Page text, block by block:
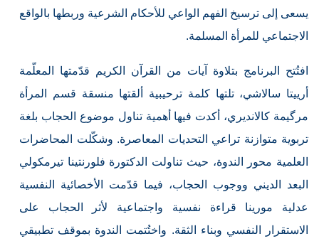
يسعى إلى ترسيخ الفهم الواعي للأحكام الشرعية وربطها بالواقع
الاجتماعي للمرأة المسلمة.
افتُتح البرنامج بتلاوة آيات من القرآن الكريم قدّمتها المعلّمة
أرييتا سالاشي، تلتها كلمة ترحيبية ألقتها منسقة قسم المرأة
مرگيمة كالانديري، أكدت فيها أهمية تناول موضوع الحجاب بلغة
تربوية متوازنة تراعي التحديات المعاصرة. وشكّلت المحاضرات
العلمية محور الندوة، حيث تناولت الدكتورة فلورنتينا تيرمكولي
البعد الديني ووجوب الحجاب، فيما قدّمت الأخصائية النفسية
عدلية مورينا قراءة نفسية واجتماعية لأثر الحجاب على
الاستقرار النفسي وبناء الثقة. واختُتمت الندوة بموقف تطبيقي